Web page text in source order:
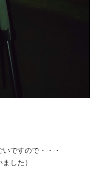
ですので・・・
した）